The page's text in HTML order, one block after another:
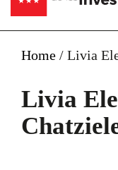
Home / Livia
Livia